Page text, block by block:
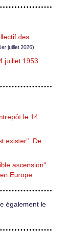
des
juillet 2026)
juillet 1953
le 14
exister". De
ascension"
Europe
également le